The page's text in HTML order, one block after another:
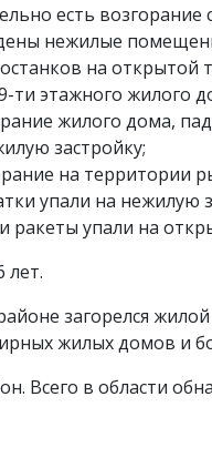
есть возгорание
нежилые
на открытой
ти этажного жилого
жилого дома,
застройку;
на территории
упали на
ракеты упали на
лет.
загорелся
жилых домов и
Всего в области